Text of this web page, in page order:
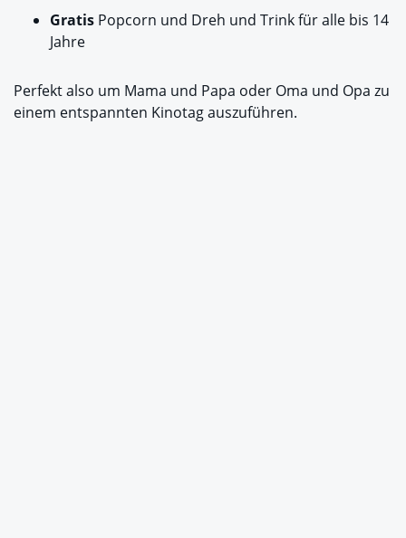
Gratis Popcorn und Dreh und Trink für alle bis 14
Jahre
Perfekt also um Mama und Papa oder Oma und Opa zu
einem entspannten Kinotag auszuführen.